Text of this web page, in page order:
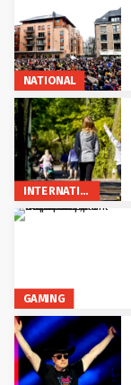
NATIONAL
INTERNATIONAL
GAMING